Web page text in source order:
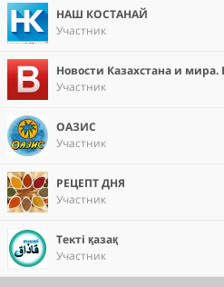
НАШ КОСТАНАЙ
Участник
Новости Казахстана и мира.
Участник
ОАЗИС
Участник
РЕЦЕПТ ДНЯ
Участник
Текті қазақ
Участник